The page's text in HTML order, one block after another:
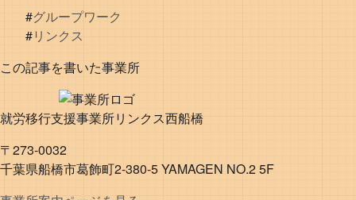
#グループワーク
#リンクス
この記事を書いた事業所
就労移行支援事業所リンクス西船橋
〒273-0032
千葉県船橋市葛飾町2-380-5 YAMAGEN NO.2 5F